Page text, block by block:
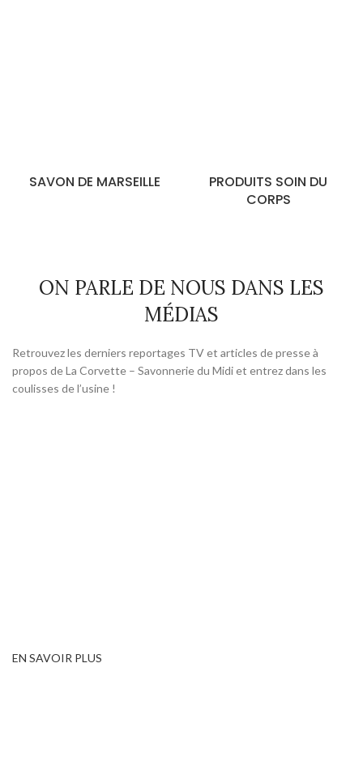
SAVON DE MARSEILLE
PRODUITS SOIN DU
CORPS
ON PARLE DE NOUS DANS LES
MÉDIAS
Retrouvez les derniers reportages TV et articles de presse à
propos de La Corvette – Savonnerie du Midi et entrez dans les
coulisses de l’usine !
EN SAVOIR PLUS